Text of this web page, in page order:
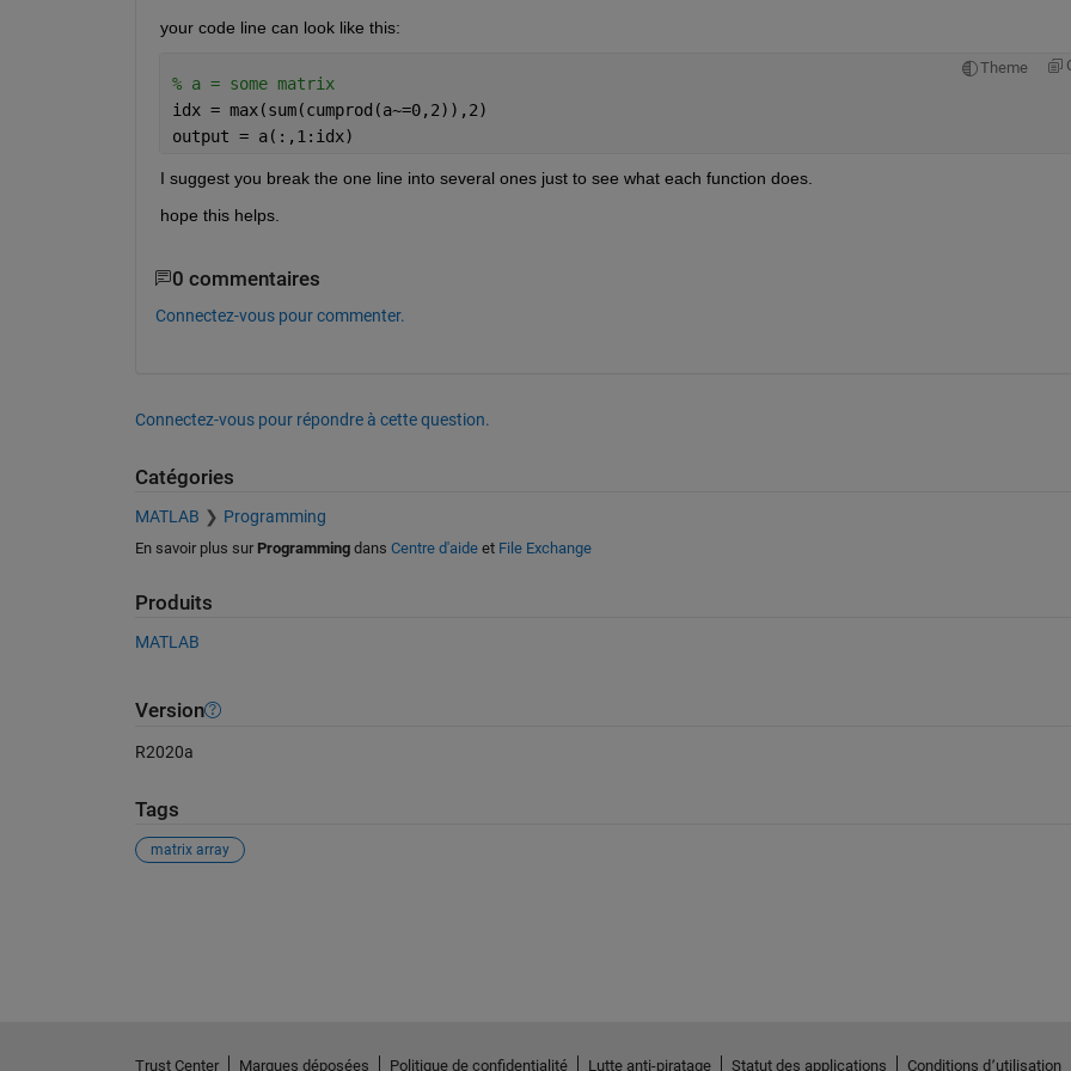
your code line can look like this:
Theme
% a = some matrix
idx = max(sum(cumprod(a~=0,2)),2)
output = a(:,1:idx)
I suggest you break the one line into several ones just to see what each function does.
hope this helps.
0 commentaires
Connectez-vous pour commenter.
Connectez-vous pour répondre à cette question.
Catégories
MATLAB Programming
En savoir plus sur Programmingdans Centre d'aideet File Exchange
Produits
MATLAB
Version
R2020a
Tags
matrix array
Trust Center Marques déposées Politique de confidentialité Lutte anti-piratage Statut des applications Conditions d՚utilisation